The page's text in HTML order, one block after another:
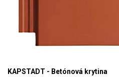
KAPSTADT - Betónová krytina